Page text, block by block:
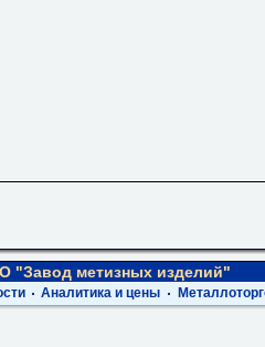
"Завод метизных изделий"
Аналитика и цены